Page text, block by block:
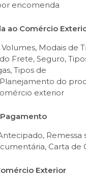
encomenda
ao Comércio
Modais de
Frete, Seguro,
Tipos de
do
exterior
Remessa
Carta de
Exterior